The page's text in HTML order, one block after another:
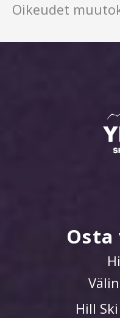
Oikeudet
Hill